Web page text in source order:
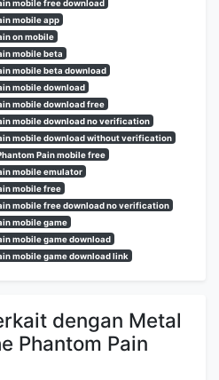
mobile free download
mobile app
on mobile
mobile beta
mobile beta download
mobile download
mobile download free
mobile download no verification
mobile download without verification
Pain mobile free
mobile emulator
mobile free
mobile free download no verification
mobile game
mobile game download
mobile game download link
dengan Metal
Phantom Pain